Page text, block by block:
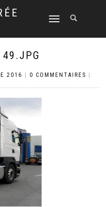
DÉPLIER
NAVIGATION
2016 0 COMMENTAIRES